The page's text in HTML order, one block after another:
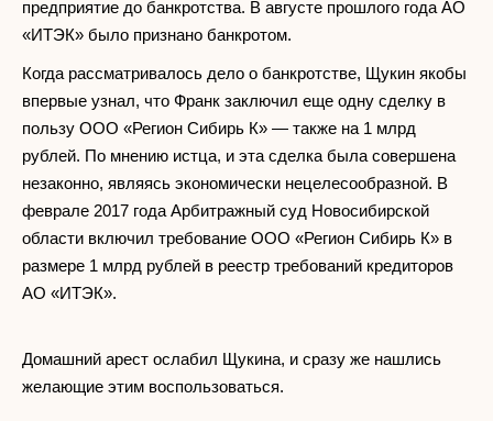
предприятие до банкротства. В августе прошлого года АО
«ИТЭК» было признано банкротом.
Когда рассматривалось дело о банкротстве, Щукин якобы
впервые узнал, что Франк заключил еще одну сделку в
пользу ООО «Регион Сибирь К» — также на 1 млрд
рублей. По мнению истца, и эта сделка была совершена
незаконно, являясь экономически нецелесообразной. В
феврале 2017 года Арбитражный суд Новосибирской
области включил требование ООО «Регион Сибирь К» в
размере 1 млрд рублей в реестр требований кредиторов
АО «ИТЭК».
Домашний арест ослабил Щукина, и сразу же нашлись
желающие этим воспользоваться.